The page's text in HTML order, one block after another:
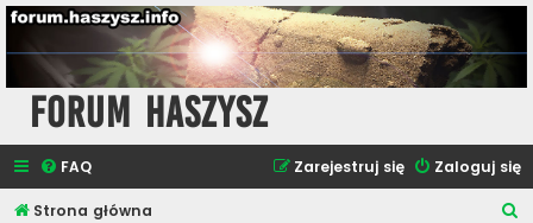
Forum Haszysz
FAQ Zaloguj się
Zarejestruj się
Strona główna